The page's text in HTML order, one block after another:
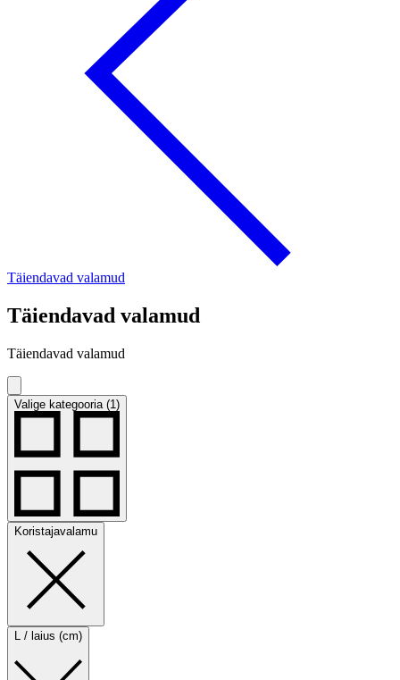
Täiendavad valamud
Täiendavad valamud
Täiendavad valamud
Valige kategooria (1)
Koristajavalamu
L / laius (cm)